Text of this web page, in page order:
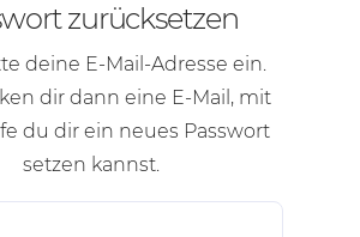
zurücksetzen
deine E-Mail-Adresse ein.
dir dann eine E-Mail , mit
du dir ein neues Passwort
setzen kannst.